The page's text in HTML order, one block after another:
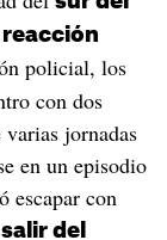
policial, los
con dos
jornadas
en un episodio
escapar con
del